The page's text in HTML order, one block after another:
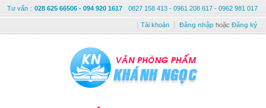
Tư vấn : 028 625 66506 - 094 920 1617 0827 158 413 - 0961 208 617 - 0962 981 017
Tài khoản Đăng nhập hoặc Đăng ký